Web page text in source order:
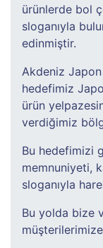
ürünlerde bol
sloganıyla
edinmiştir.
Akdeniz
hedefimiz
ürün
verdiğimiz
Bu hedefimizi
memnuniyeti,
sloganıyla
Bu yolda bize